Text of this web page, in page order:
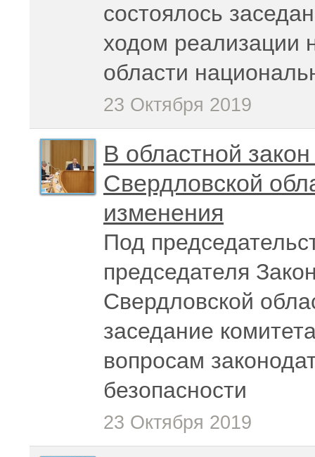
состоялось
ходом реализации
области
23 Октября 2019
В областной
Свердловской
изменения
Под
председателя
Свердловской
заседание
вопросам
безопасности
23 Октября 2019